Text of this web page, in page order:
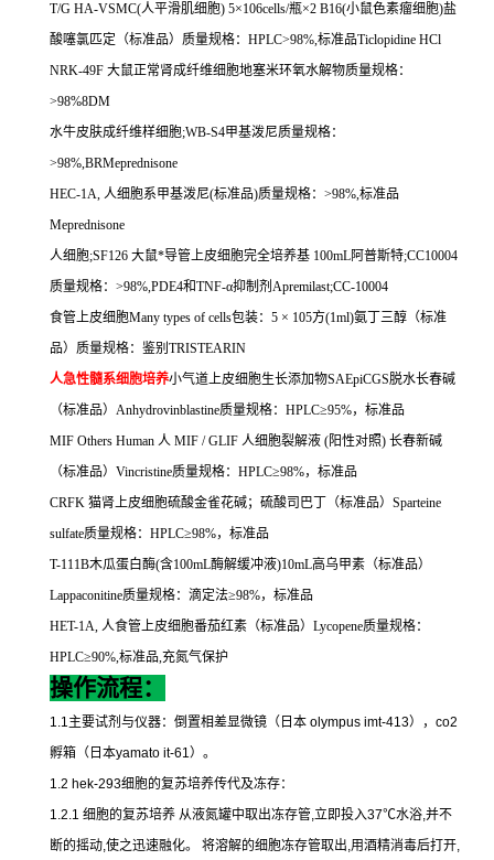
T/G HA-VSMC(人平滑肌细胞) 5×106cells/瓶×2 B16(小鼠色素瘤细胞)盐
酸噻氯匹定（标准品）质量规格： HPLC>98%,标准品Ticlopidine HCl
NRK-49F 大鼠正常肾成纤维细胞地塞米环氧水解物质量规格：
>98%8DM
水牛皮肤成纤维样细胞;WB-S4甲基泼尼质量规格：
>98%,BRMeprednisone
HEC-1A, 人细胞系甲基泼尼(标准品)质量规格： >98%,标准品
Meprednisone
人细胞;SF126 大鼠*导管上皮细胞完全培养基 100mL阿普斯特;CC10004
质量规格： >98%,PDE4和TNF-α抑制剂 Apremilast;CC-10004
食管上皮细胞Many types of cells包装： 5 × 105方(1ml)氨丁三醇（标准
品）质量规格：鉴别 TRISTEARIN
人急性髓系细胞培养小气道上皮细胞生长添加物SAEpiCGS脱水长春碱
（标准品） Anhydrovinblastine质量规格： HPLC≥95%，标准品
MIF Others Human 人 MIF / GLIF 人细胞裂解液 (阳性对照) 长春新碱
（标准品） Vincristine质量规格： HPLC≥98%，标准品
CRFK 猫肾上皮细胞硫酸金雀花碱；硫酸司巴丁（标准品） Sparteine
sulfate质量规格： HPLC≥98%，标准品
T-111B木瓜蛋白酶(含100mL酶解缓冲液)10mL高乌甲素（标准品）
Lappaconitine质量规格：滴定法≥98%，标准品
HET-1A, 人食管上皮细胞番茄红素（标准品） Lycopene质量规格：
HPLC≥90%,标准品,充氮气保护
操作流程：
1.1主要试剂与仪器：倒置相差显微镜（日本 olympus imt-413）， co2
孵箱（日本yamato it-61）。
1.2 hek-293细胞的复苏培养传代及冻存：
1.2.1 细胞的复苏培养 从液氮罐中取出冻存管,立即投入37℃水浴,并不
断的摇动,使之迅速融化。 将溶解的细胞冻存管取出,用酒精消毒后打开,